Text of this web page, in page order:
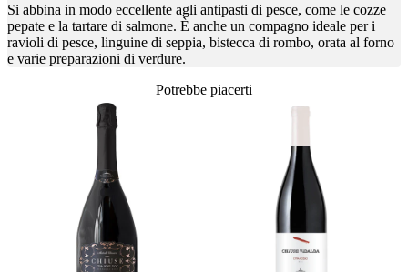
Si abbina in modo eccellente agli antipasti di pesce, come le cozze
pepate e la tartare di salmone. È anche un compagno ideale per i
ravioli di pesce, linguine di seppia, bistecca di rombo, orata al forno
e varie preparazioni di verdure.
Potrebbe piacerti